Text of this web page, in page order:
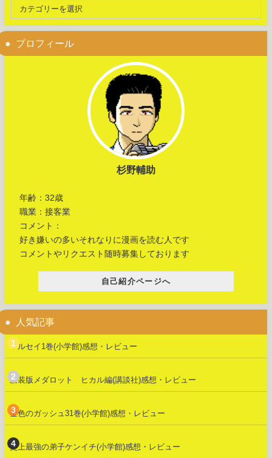
プロフィール
杉野輔助
年齢：32歳
職業：接客業
コメント：
好き嫌いの多いそれなりに漫画を読む人です
コメントやリクエスト随時募集しております
自己紹介ページへ
人気記事
マルセイ1巻(小学館)感想・レビュー
新装版メダロット ヒカル編(講談社)感想・レビュー
金色のガッシュ31巻(小学館)感想・レビュー
史上最強の弟子ケンイチ(小学館)感想・レビュー